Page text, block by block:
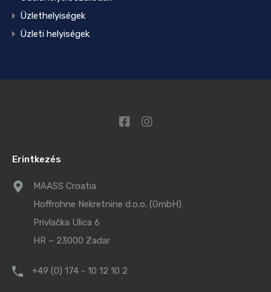
Üzlethelyiségek
Üzleti helyiségek
Erintkezés
MAASS Croatia
Hoffrohne Nekretnine d.o.o. (GmbH)
Privlačka Ulica 6
HR – 23000 Zadar
+49 (0) 174 - 10 12 10 2